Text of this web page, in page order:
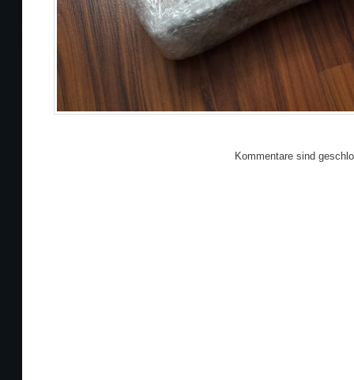
Kommentare sind